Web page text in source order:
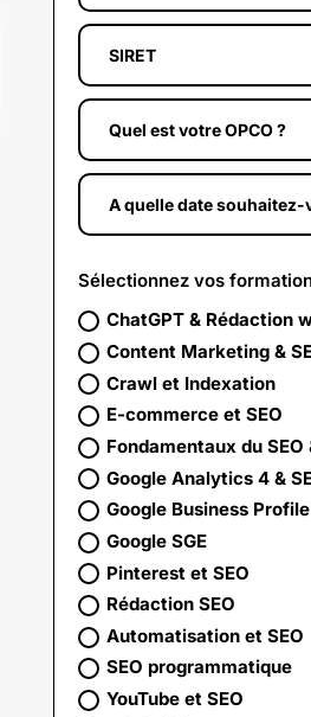
Sélectionnez vos
ChatGPT & Rédaction
Content Marketing &
Crawl et Indexation
E-commerce et SEO
Fondamentaux du SEO
Google Analytics 4 &
Google Business
Google SGE
Pinterest et SEO
Rédaction SEO
Automatisation et SEO
SEO programmatique
YouTube et SEO